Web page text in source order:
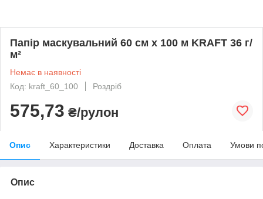
Папір маскувальний 60 см x 100 м KRAFT 36 г/
м²
Немає в наявності
Код: kraft_60_100
Роздріб
575,73 ₴/рулон
Опис Характеристики Доставка Оплата Умови
Опис